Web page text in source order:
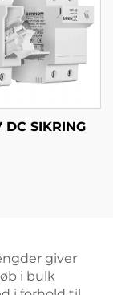
DC SIKRING
giver
i bulk